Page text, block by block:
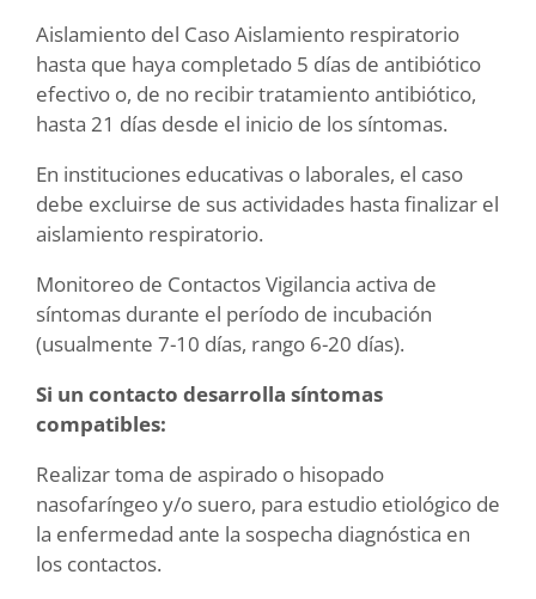
Aislamiento del Caso Aislamiento respiratorio
hasta que haya completado 5 días de antibiótico
efectivo o, de no recibir tratamiento antibiótico,
hasta 21 días desde el inicio de los síntomas.
En instituciones educativas o laborales, el caso
debe excluirse de sus actividades hasta finalizar el
aislamiento respiratorio.
Monitoreo de Contactos Vigilancia activa de
síntomas durante el período de incubación
(usualmente 7-10 días, rango 6-20 días).
Si un contacto desarrolla síntomas
compatibles:
Realizar toma de aspirado o hisopado
nasofaríngeo y/o suero, para estudio etiológico de
la enfermedad ante la sospecha diagnóstica en
los contactos.